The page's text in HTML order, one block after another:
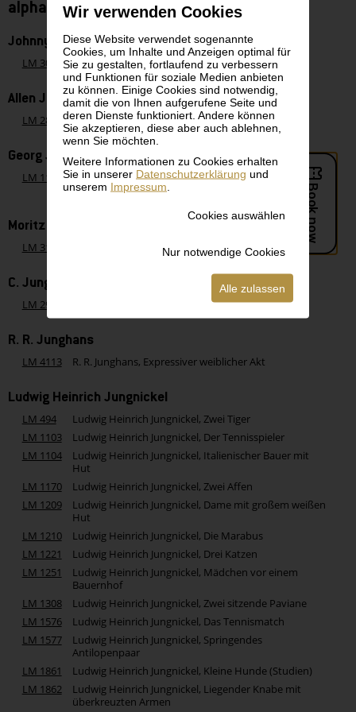
Wir verwenden Cookies
Diese Website verwendet sogenannte
Cookies, um Inhalte und Anzeigen optimal für
Sie zu gestalten, fortlaufend zu verbessern
und Funktionen für soziale Medien anbieten
zu können. Einige Cookies sind notwendig,
damit die von Ihnen aufgerufene Seite und
deren Dienste funktioniert. Andere können
Sie akzeptieren, diese aber auch ablehnen,
wenn Sie möchten.
Weitere Informationen zu Cookies erhalten
Sie in unserer Datenschutzerklärung und
unserem Impressum
Cookies auswählen
Nur notwendige Cookies
Alle zulassen
alphabetisch - Buchstabe J
Johnny
LM 3030 Johnny, Plakat Korff"
Allen Jones
LM 2857 Allen Jones, Noir east
Georg Jung
LM 1147
Georg Jung, Komposition in Blau, Rot, Gelb und
Orange
Moritz Jung
LM 3134 Moritz Jung, Der Dachs
C. Junghändel
LM 2985 C. Junghändel, Wahlplakat der Sozialdemokratie
R. R. Junghans
LM 4113 R. R. Junghans, Expressiver weiblicher Akt
Ludwig Heinrich Jungnickel
LM 494
Ludwig Heinrich Jungnickel, Zwei Tiger
LM 1103
Ludwig Heinrich Jungnickel, Der Tennisspieler
LM 1104
Ludwig Heinrich Jungnickel, Italienischer Bauer mit
Hut
LM 1170
Ludwig Heinrich Jungnickel, Zwei Affen
LM 1209
Ludwig Heinrich Jungnickel, Dame mit großem weißen
Hut
LM 1210
Ludwig Heinrich Jungnickel, Die Marabus
LM 1221
Ludwig Heinrich Jungnickel, Drei Katzen
LM 1251
Ludwig Heinrich Jungnickel, Mädchen vor einem
Bauernhof
LM 1308
Ludwig Heinrich Jungnickel, Zwei sitzende Paviane
LM 1576
Ludwig Heinrich Jungnickel, Das Tennismatch
LM 1577
Ludwig Heinrich Jungnickel, Springendes
Antilopenpaar
LM 1861
Ludwig Heinrich Jungnickel, Kleine Hunde (Studien)
LM 1862
Ludwig Heinrich Jungnickel, Liegender Knabe mit
überkreuzten Armen